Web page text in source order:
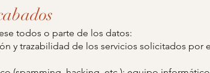
todos o parte de los datos:
y trazabilidad de los servicios solicitados por